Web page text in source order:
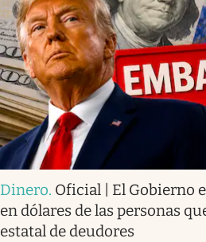
Dinero. Oficial | El Gobierno
en dólares de las personas
estatal de deudores